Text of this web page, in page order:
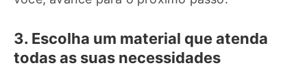
3. Escolha um material que atenda
todas as suas necessidades